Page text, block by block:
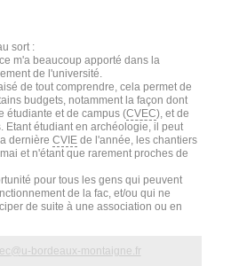
sort :
m'a beaucoup apporté dans la
de l'université.
de tout comprendre, cela permet de
budgets, notamment la façon dont
étudiante et de campus (CVEC), et de
Etant étudiant en archéologie, il peut
dernièreCVIE de l'année, les chantiers
et n'étant que rarement proches de
pour tous les gens qui peuvent
de la fac, et/ou qui ne
de suite à une association ou en
@u-bordeaux-montaigne.fr